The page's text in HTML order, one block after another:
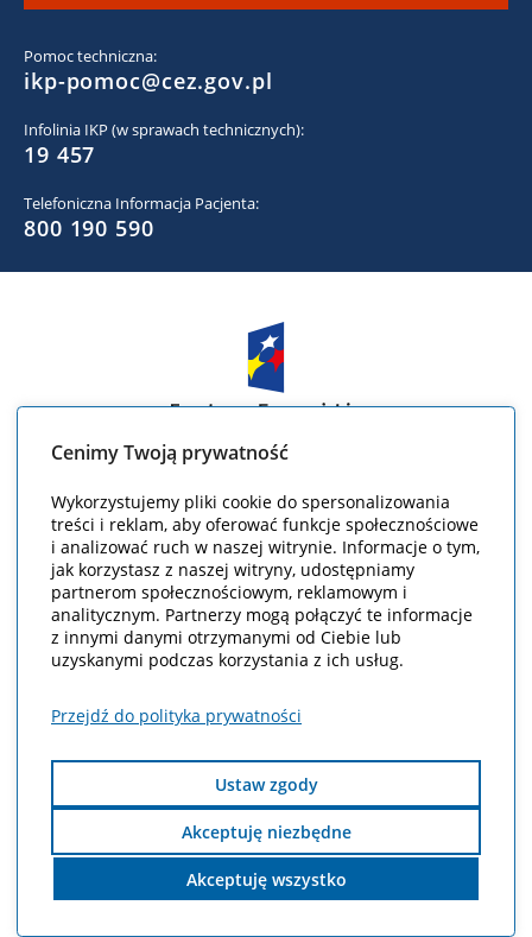
Pomoc techniczna:
ikp-pomoc@cez.gov.pl
Infolinia IKP (w sprawach technicznych):
19 457
Telefoniczna Informacja Pacjenta:
800 190 590
Portal pacjent.gov.pl został utworzony i sfinansowany ze środków UE w
gromadzenia, analizy i udostępniania zasobów cyfrowych o zdarzeniach
medycznych (p1) - faza 2”. Całkowita wartość projektu: 292 384 371,57 zł.
stworzenie platformy publikacyjnej, która służy udostępnianiu informacji
Cenimy Twoją prywatność
Wykorzystujemy pliki cookie do spersonalizowania
treści i reklam, aby oferować funkcje społecznościowe
i analizować ruch w naszej witrynie. Informacje o tym,
jak korzystasz z naszej witryny, udostępniamy
partnerom społecznościowym, reklamowym i
analitycznym. Partnerzy mogą połączyć te informacje
z innymi danymi otrzymanymi od Ciebie lub
uzyskanymi podczas korzystania z ich usług.
Przejdź do polityka prywatności
Ustaw zgody
Akceptuję niezbędne
Akceptuję wszystko